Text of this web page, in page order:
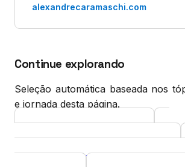
alexandrecaramaschi.com
Continue explorando
Seleção automática baseada nos
e jornada desta página.
para GEO: Visibilidade em IA